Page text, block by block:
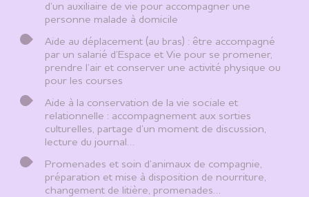
d’un auxiliaire de vie pour accompagner une
personne malade à domicile
Aide au déplacement (au bras) : être accompagné
par un salarié d’Espace et Vie pour se promener,
prendre l’air et conserver une activité physique ou
pour les courses
Aide à la conservation de la vie sociale et
relationnelle : accompagnement aux sorties
culturelles, partage d’un moment de discussion,
lecture du journal…
Promenades et soin d’animaux de compagnie,
préparation et mise à disposition de nourriture,
changement de litière, promenades…